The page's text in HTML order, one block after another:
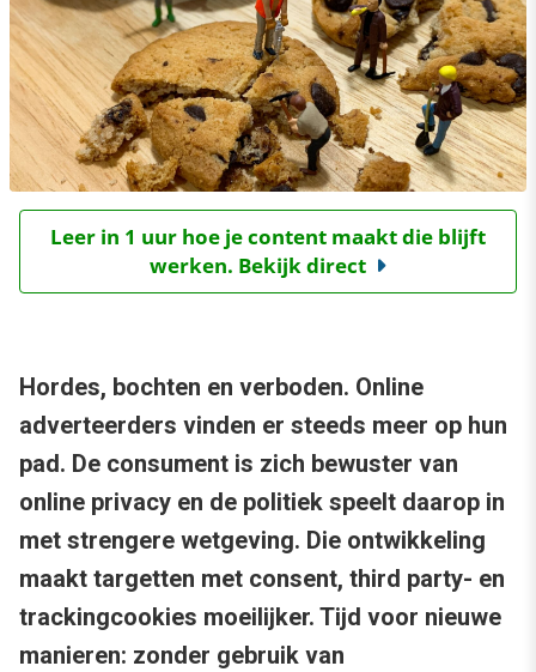
Leer in 1 uur hoe je content maakt die blijft
werken. Bekijk direct
Hordes, bochten en verboden. Online
adverteerders vinden er steeds meer op hun
pad. De consument is zich bewuster van
online privacy en de politiek speelt daarop in
met strengere wetgeving. Die ontwikkeling
maakt targetten met consent, third party- en
trackingcookies moeilijker. Tijd voor nieuwe
manieren: zonder gebruik van